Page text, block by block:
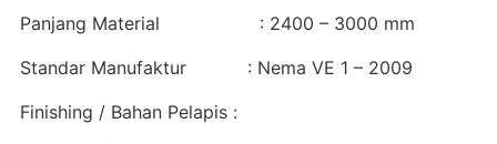
Panjang Material : 2400 – 3000 mm
Standar Manufaktur : Nema VE 1 – 2009
Finishing / Bahan Pelapis :